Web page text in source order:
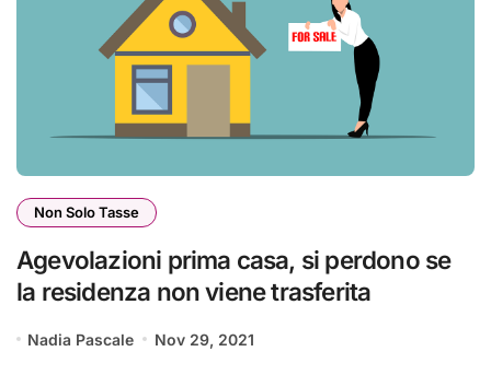
Non Solo Tasse
Agevolazioni prima casa, si perdono se
la residenza non viene trasferita
Nadia Pascale Nov 29, 2021